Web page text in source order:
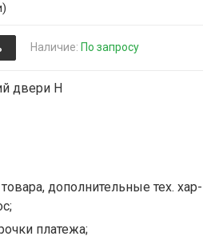
Наличие: По запросу
двери H
дополнительные тех. хар-
платежа;